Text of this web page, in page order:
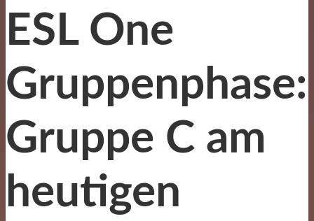
ESL One
Gruppenphase:
Gruppe C am
heutigen